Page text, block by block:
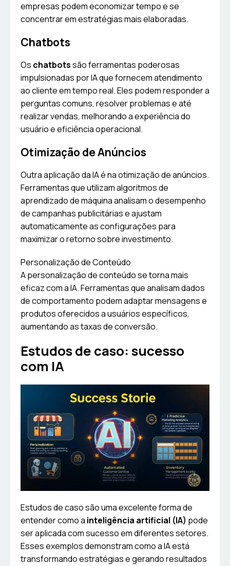
empresas podem economizar tempo e se
concentrar em estratégias mais elaboradas.
Chatbots
Os chatbotssão ferramentas poderosas
impulsionadas por IA que fornecem atendimento
ao cliente em tempo real. Eles podem responder a
perguntas comuns, resolver problemas e até
realizar vendas, melhorando a experiência do
usuário e eficiência operacional.
Otimização de Anúncios
Outra aplicação da IA é na otimização de anúncios.
Ferramentas que utilizam algoritmos de
aprendizado de máquina analisam o desempenho
de campanhas publicitárias e ajustam
automaticamente as configurações para
maximizar o retorno sobre investimento.
Personalização de Conteúdo
A personalização de conteúdo se torna mais
eficaz com a IA. Ferramentas que analisam dados
de comportamento podem adaptar mensagens e
produtos oferecidos a usuários específicos,
aumentando as taxas de conversão.
Estudos de caso: sucesso
com IA
Estudos de caso são uma excelente forma de
entender como a inteligência artificial (IA) pode
ser aplicada com sucesso em diferentes setores.
Esses exemplos demonstram como a IA está
transformando estratégias e gerando resultados